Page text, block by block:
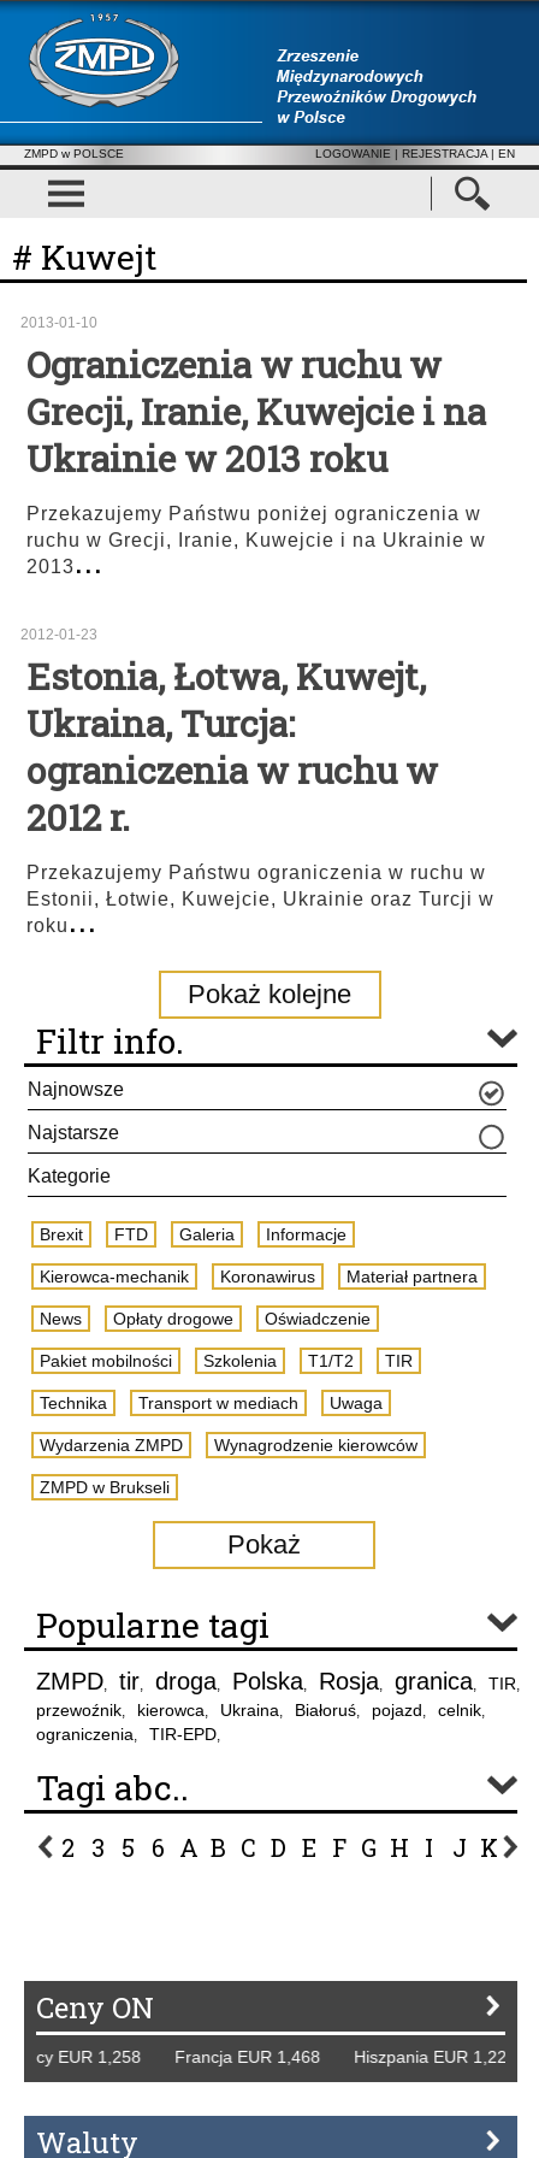
ZMPD w POLSCE LOGOWANIE | REJESTRACJA | EN
# Kuwejt
2013-01-10
Ograniczenia w ruchu w
Grecji, Iranie, Kuwejcie i na
Ukrainie w 2013 roku
Przekazujemy Państwu poniżej ograniczenia w
ruchu w Grecji, Iranie, Kuwejcie i na Ukrainie w
2013...
2012-01-23
Estonia, Łotwa, Kuwejt,
Ukraina, Turcja:
ograniczenia w ruchu w
2012 r.
Przekazujemy Państwu ograniczenia w ruchu w
Estonii, Łotwie, Kuwejcie, Ukrainie oraz Turcji w
roku ...
Pokaż kolejne
Filtr info.
Najnowsze
Najstarsze
Kategorie
Brexit FTD Galeria Informacje
Kierowca-mechanik Koronawirus Materiał partnera
News Opłaty drogowe Oświadczenie
Pakiet mobilności Szkolenia T1/T2 TIR
Technika Transport w mediach Uwaga
Wydarzenia ZMPD Wynagrodzenie kierowców
ZMPD w Brukseli
Pokaż
Popularne tagi
ZMPD, tir, droga, Polska, Rosja, granica, TIR,
przewoźnik, kierowca, Ukraina, Białoruś, pojazd, celnik,
ograniczenia, TIR-EPD,
Tagi abc..
2 3 5 6 A B C D E F G H I J K L
Ceny ON
EUR 1,258 Francja EUR 1,468 Hiszpania EUR 1,229
Waluty